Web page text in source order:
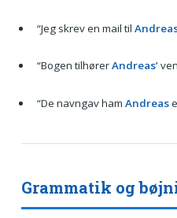
“Jeg skrev en mail til
“Bogen tilhørerAndreas’
“De navngav ham Andreas
Grammatik og